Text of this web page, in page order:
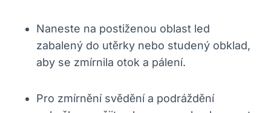
Naneste na postiženou oblast led
zabalený do utěrky⁣ nebo ​studený obklad,
aby se‍ zmírnila otok a pálení.
Pro zmírnění svědění a podráždění